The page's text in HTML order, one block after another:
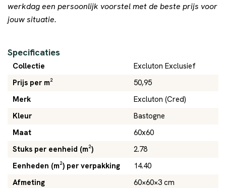
werkdag een persoonlijk voorstel met de beste prijs voor
jouw situatie.
Specificaties
Collectie
Excluton Exclusief
Prijs per m²
50,95
Merk
Excluton (Cred)
Kleur
Bastogne
Maat
60x60
Stuks per eenheid (m²)
2.78
Eenheden (m²) per verpakking
14.40
Afmeting
60×60×3 cm